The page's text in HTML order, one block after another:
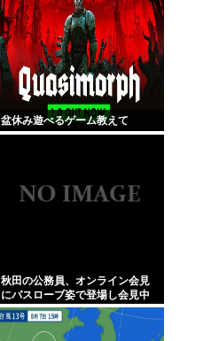
盆休み遊べるゲーム教えて
秋田の公務員、オンライン会見
にバスローブ姿で登場し会見中
にタバコを吸う←あのさあ！